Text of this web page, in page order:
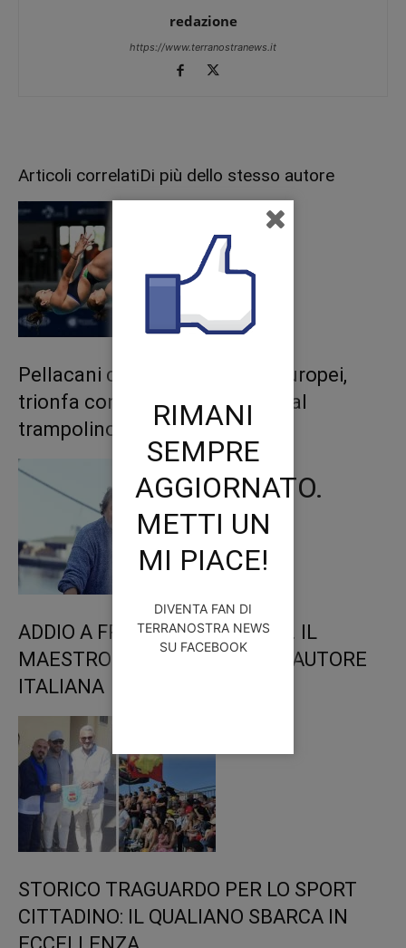
redazione
https://www.terranostranews.it
Articoli correlatiDi più dello stesso autore
Pellacani cinquina d’oro agli Europei,
trionfa con Pizzini nel sincro dal
trampolino
ADDIO A FRANCESCO GUCCINI. IL
MAESTRO DELLA CANZONE D’AUTORE
ITALIANA
STORICO TRAGUARDO PER LO SPORT
CITTADINO: IL QUALIANO SBARCA IN
RIMANI
SEMPRE
AGGIORNATO.
METTI UN
MI PIACE!
DIVENTA FAN DI
TERRANOSTRA NEWS
SU FACEBOOK